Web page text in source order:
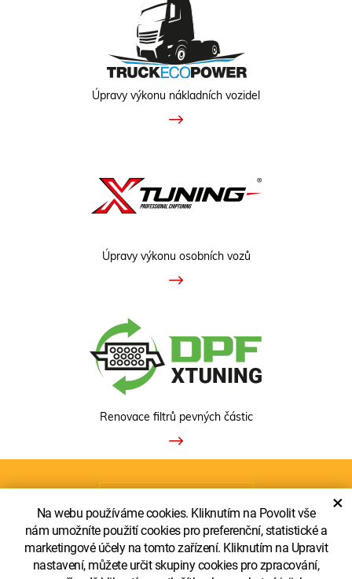
Na webu používáme cookies. Kliknutím na Povolit vše
nám umožníte použití cookies pro preferenční, statistické a
marketingové účely na tomto zařízení. Kliknutím na Upravit
nastavení, můžete určit skupiny cookies pro zpracování,
×
Úpravy výkonu nákladních vozidel
Úpravy výkonu osobních vozů
Renovace filtrů pevných částic
Copyright © Truckecopower LTD. - pobočka